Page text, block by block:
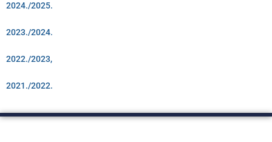
2024./2025.
2023./2024.
2022./2023,
2021./2022.